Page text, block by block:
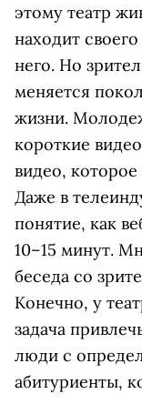
этому театр
находит
него. Но
меняется
жизни.
короткие
видео,
Даже в
понятие, как
10–15 минут.
беседа со
Конечно, у
задача
люди с
абитуриенты,